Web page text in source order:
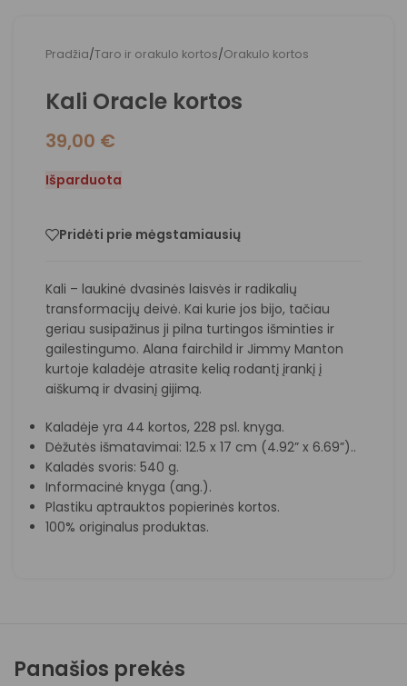
Pradžia/Taro ir orakulo kortos/Orakulo kortos
Kali Oracle kortos
39,00 €
Išparduota
Pridėti prie mėgstamiausių
Kali – laukinė dvasinės laisvės ir radikalių
transformacijų deivė. Kai kurie jos bijo, tačiau
geriau susipažinus ji pilna turtingos išminties ir
gailestingumo. Alana fairchild ir Jimmy Manton
kurtoje kaladėje atrasite kelią rodantį įrankį į
aiškumą ir dvasinį gijimą.
Kaladėje yra 44 kortos, 228 psl. knyga.
Dėžutės išmatavimai: 12.5 x 17 cm (4.92” x 6.69”)..
Kaladės svoris: 540 g.
Informacinė knyga (ang.).
Plastiku aptrauktos popierinės kortos.
100% originalus produktas.
Panašios prekės